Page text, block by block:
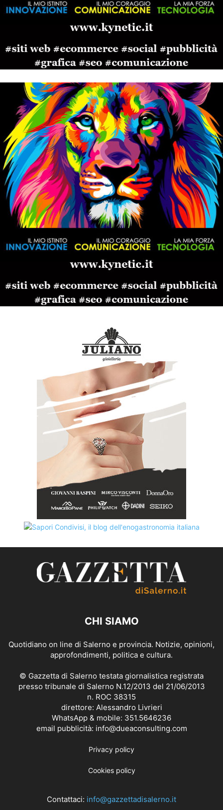
CHI SIAMO
Quotidiano on line di Salerno e provincia. Notizie, opinioni,
approfondimenti, politica e cultura.
© Gazzetta di Salerno testata giornalistica registrata
presso tribunale di Salerno N.12/2013 del 21/06/2013
n. ROC 38315
direttore: Alessandro Livrieri
WhatsApp & mobile: 351.5646236
email pubblicità: info@dueaconsulting.com
Privacy policy
Cookies policy
Contattaci: info@gazzettadisalerno.it